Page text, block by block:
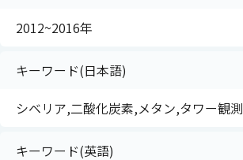
2012~2016年
キーワード(日本語)
シベリア,二酸化炭素,メタン,タワー観測
キーワード(英語)